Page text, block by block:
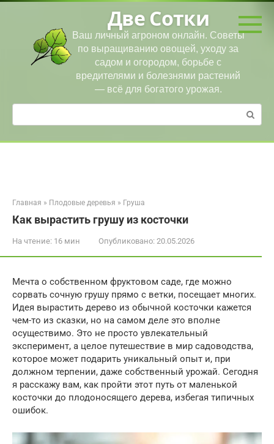
Перейти
Две Сотки
Ваш личный агроном онлайн. Советы
по выращиванию овощей, уходу за
садом и огородом, борьбе с
вредителями и болезнями растений
— всё для богатого урожая.
Поиск:
Главная » Плодовые деревья » Груша
Как вырастить грушу из косточки
На чтение: 16 мин Опубликовано: 20.05.2026
Мечта о собственном фруктовом саде, где можно
сорвать сочную грушу прямо с ветки, посещает многих.
Идея вырастить дерево из обычной косточки кажется
чем-то из сказки, но на самом деле это вполне
осуществимо. Это не просто увлекательный
эксперимент, а целое путешествие в мир садоводства,
которое может подарить уникальный опыт и, при
должном терпении, даже собственный урожай. Сегодня
я расскажу вам, как пройти этот путь от маленькой
косточки до плодоносящего дерева, избегая типичных
ошибок.